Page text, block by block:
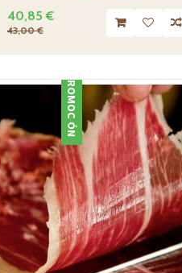
40,85 €
43,00 €
PROMOCIÓN